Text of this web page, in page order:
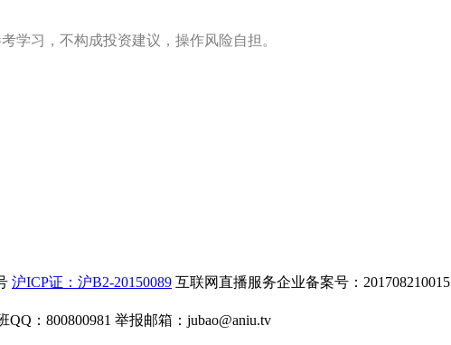
学习，不构成投资建议，操作风险自担。
沪ICP证：沪B2-20150089 互联网直播服务企业备案号：201708210015
QQ：800800981 举报邮箱： jubao@aniu.tv